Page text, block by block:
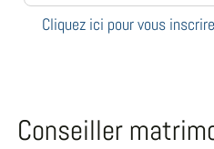
Cliquez ici pour vous
Conseiller